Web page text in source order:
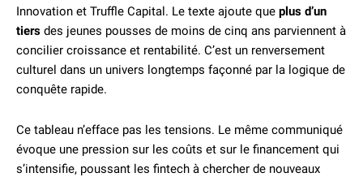
Innovation et Truffle Capital. Le texte ajoute que plus d’un
tiers des jeunes pousses de moins de cinq ans parviennent à
concilier croissance et rentabilité. C’est un renversement
culturel dans un univers longtemps façonné par la logique de
conquête rapide.
Ce tableau n’efface pas les tensions. Le même communiqué
évoque une pression sur les coûts et sur le financement qui
s’intensifie, poussant les fintech à chercher de nouveaux